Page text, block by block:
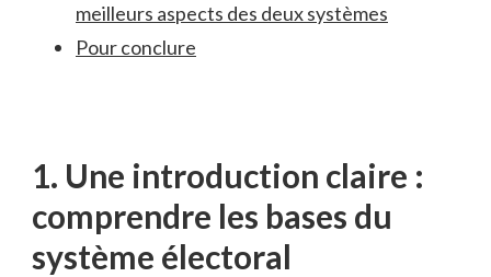
meilleurs aspects des deux systèmes
Pour conclure
1.⁣ Une introduction claire :
comprendre les ⁢bases ‍du
système électoral